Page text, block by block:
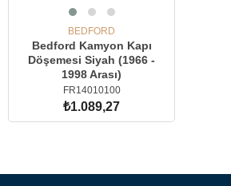
BEDFORD
Bedford Kamyon Kapı
Döşemesi Siyah (1966 -
1998 Arası)
FR14010100
₺1.089,27